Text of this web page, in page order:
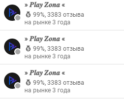
» 𝑷𝒍𝒂𝒚 𝒁𝒐𝒏𝒂 «
99%, 3383 отзыва
на рынке 3 года
» 𝑷𝒍𝒂𝒚 𝒁𝒐𝒏𝒂 «
99%, 3383 отзыва
на рынке 3 года
» 𝑷𝒍𝒂𝒚 𝒁𝒐𝒏𝒂 «
99%, 3383 отзыва
на рынке 3 года